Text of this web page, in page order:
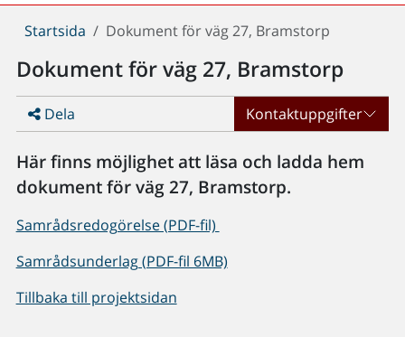
Du
här:
Startsida Dokument för väg 27, Bramstorp
Dokument för väg 27, Bramstorp
Dela Kontaktuppgifter
Här finns möjlighet att läsa och ladda hem
dokument för väg 27, Bramstorp.
Samrådsredogörelse (PDF-fil)
Samrådsunderlag (PDF-fil 6MB)
Tillbaka till projektsidan